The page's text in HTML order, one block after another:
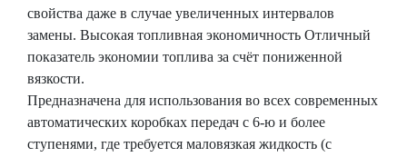
свойства даже в случае увеличенных интервалов
замены. Высокая топливная экономичность Отличный
показатель экономии топлива за счёт пониженной
вязкости.
Предназначена для использования во всех современных
автоматических коробках передач с 6-ю и более
ступенями, где требуется маловязкая жидкость (с